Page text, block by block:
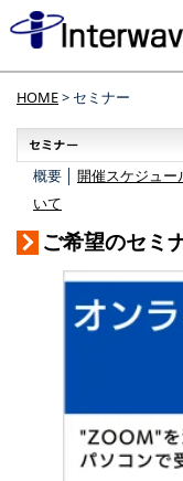
HOME> セミナー
概要 │ 開催スケジュー
いて
ご希望のセミ